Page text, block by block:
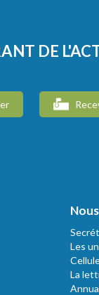
DE
Les
La